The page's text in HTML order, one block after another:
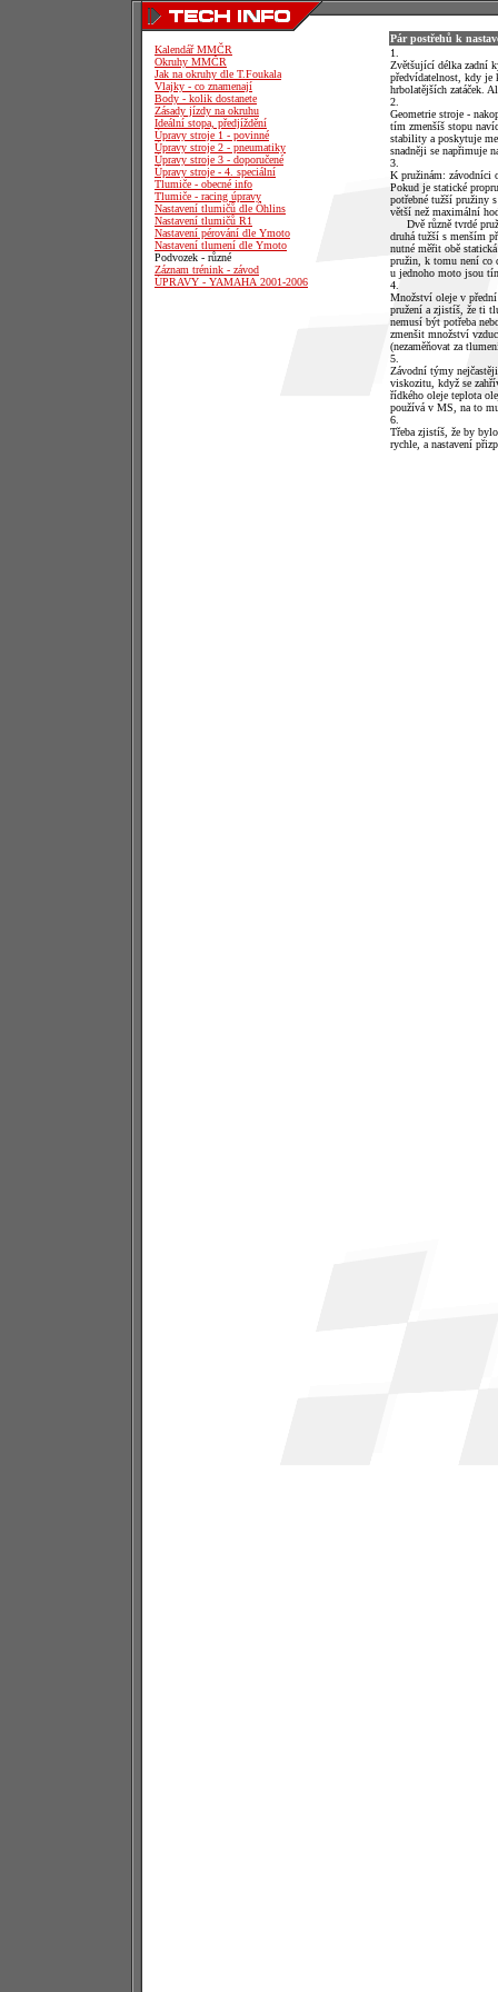
Kalendář MMČR
Okruhy MMČR
Jak na okruhy dle T.Foukala
Vlajky - co znamenají
Body - kolik dostanete
Zásady jízdy na okruhu
Ideální stopa, předjíždění
Úpravy stroje 1 - povinné
Úpravy stroje 2 - pneumatiky
Úpravy stroje 3 - doporučené
Úpravy stroje - 4. speciální
Tlumiče - obecné info
Tlumiče - racing úpravy
Nastavení tlumičů dle Öhlins
Nastavení tlumičů R1
Nastavení pérování dle Ymoto
Nastavení tlumení dle Ymoto
Podvozek - různé
Záznam trénink - závod
ÚPRAVY - YAMAHA 2001-2006
Pár postřehů k
1.
Zvětšující délka zadní
předvídatelnost, kdy je
hrbolatějších zatáček.
2.
Geometrie stroje -
tím zmenšíš stopu
stability a poskytuje
snadněji se napřimuje
3.
K pružinám: závodníci
Pokud je statické
potřebné tužší pružiny
větší než maximální
Dvě různě tvrdé
druhá tužší s menším
nutné měřit obě
pružin, k tomu není co
u jednoho moto jsou
4.
Množství oleje v
pružení a zjistíš, že ti
nemusí být potřeba
zmenšit množství
(nezaměňovat za
5.
Závodní týmy
viskozitu, když se
řídkého oleje teplota
používá v MS, na to
6.
Třeba zjistíš, že by
rychle, a nastavení